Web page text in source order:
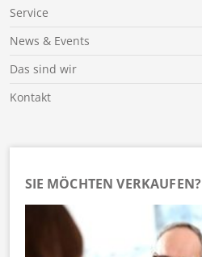
Service
News & Events
Das sind wir
Kontakt
SIE MÖCHTEN VERKAUFEN?